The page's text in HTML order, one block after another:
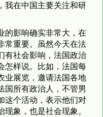
我在中国主要关注和研
的影响确实非常大，在
常重要。虽然今天在法
有社会影响，法国政治
怎样说。比如，法国每
业展览，邀请法国各地
国所有政治人，不管男
这个活动，表示他们对
象，也是社会现象。